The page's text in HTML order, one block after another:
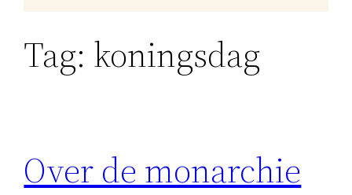
Tag: koningsdag
Over de monarchie